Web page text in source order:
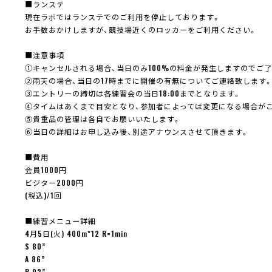
■ランステ
現在ラボではランステでのご利用を停止しております。
お手数おかけしますが、競技場近くのロッカーをご利用ください。
■注意事項
①キャンセルされる場合、当日のみ100%の料金が発生しますのでご了
②雨天の場合、当日の17時までに開催の有無についてご連絡致します。
③エントリーの締切は各練習会の当日18:00までとなります。
④タイムはあくまで目安となり、参加者によっては変更になる場合が
⑤貴重品の管理は各自でお願いいたします。
⑥当日の詳細はお申し込み後、別途アナウンスさせて頂きます。
■費用
会員1000円
ビジター2000円
(税込)/1回
■練習メニュー詳細
4月5日(火) 400m*12 R=1min
S 80”
A 86”